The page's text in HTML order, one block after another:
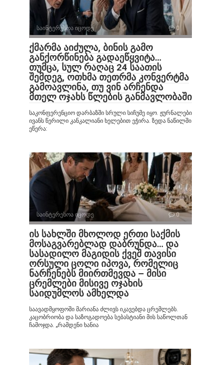
საინტერესოა იცოდე 0
ქმარმა აიძულა, ბინის გამო
განქორწინება გადაეწყვიტა…
თუმცა, სულ რაღაც 24 საათის
შემდეგ, ოთხმა თეთრმა კონვერტმა
გამოავლინა, თუ ვინ არჩენდა
მთელ ოჯახს წლების განმავლობაში
საკონფერენციო დარბაზში სრული სიჩუმე იყო. ჟურნალები
ივანს წერილი კანკალიანი ხელებით ეჭირა. ზედა ნაწილში
ეწერა:
საინტერესოა იცოდე 0
ის სახლში მხოლოდ ერთი საქმის
მოსაგვარებლად დაბრუნდა… და
სასადილო მაგიდის ქვეშ თავისი
ორსული ცოლი იპოვა, რომელიც
ნარჩენებს მიირთმევდა – მისი
ცრემლები მისივე ოჯახის
საიდუმლოს ამხელდა
საავადმყოფოში მარიანა ძლივს იკავებდა ცრემლებს.
კაცობრიობა და საზოგადოება სებასტიანი მის საწოლთან
ჩამოჯდა. „რამდენი ხანია